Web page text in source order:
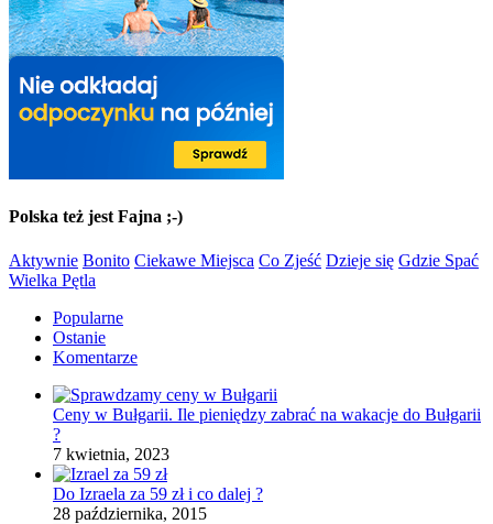
Polska też jest Fajna ;-)
Aktywnie Bonito Ciekawe Miejsca Co Zjeść Dzieje się Gdzie Spać
Wielka Pętla
Popularne
Ostanie
Komentarze
Ceny w Bułgarii. Ile pieniędzy zabrać na wakacje do Bułgarii
?
7 kwietnia, 2023
Do Izraela za 59 zł i co dalej ?
28 października, 2015